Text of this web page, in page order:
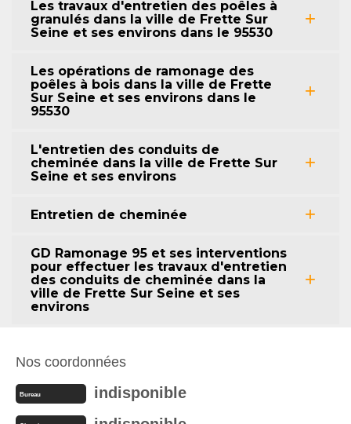
Les travaux d'entretien des poêles à
granulés dans la ville de Frette Sur
Seine et ses environs dans le 95530
Les opérations de ramonage des
poêles à bois dans la ville de Frette
Sur Seine et ses environs dans le
95530
L'entretien des conduits de
cheminée dans la ville de Frette Sur
Seine et ses environs
Entretien de cheminée
GD Ramonage 95 et ses interventions
pour effectuer les travaux d'entretien
des conduits de cheminée dans la
ville de Frette Sur Seine et ses
environs
Nos coordonnées
Bureau indisponible